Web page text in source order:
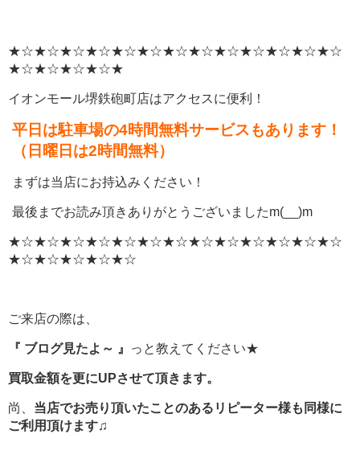
★☆★☆★☆★☆★☆★☆★☆★☆★☆★☆★☆★☆★☆
★☆★☆★☆★☆★
イオンモール堺鉄砲町店はアクセスに便利！
平日は駐車場の4時間無料サービスもあります！
（日曜日は2時間無料）
まずは当店にお持込みください！
最後までお読み頂きありがとうございましたm(__)m
★☆★☆★☆★☆★☆★☆★☆★☆★☆★☆★☆★☆★☆
★☆★☆★☆★☆★☆
ご来店の際は、
『 ブログ見たよ～ 』 っと教えてください★
買取金額を更にUPさせて頂きます。
尚、 当店でお売り頂いたことのあるリピーター様も同様に
ご利用頂けます♫